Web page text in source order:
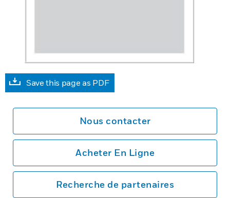
Save this page as PDF
Nous contacter
Acheter En Ligne
Recherche de partenaires